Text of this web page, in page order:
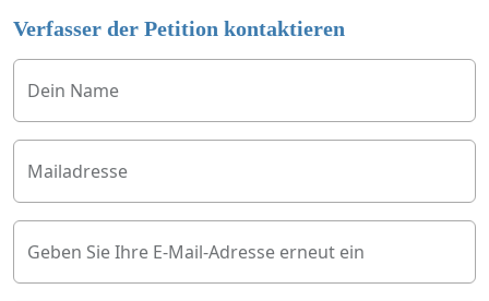
Verfasser der Petition kontaktieren
Dein Name
Mailadresse
Geben Sie Ihre E-Mail-Adresse erneut ein